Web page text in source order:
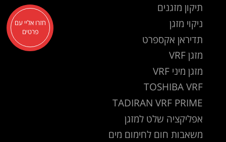
תיקון מזגנים
ניקוי מזגן
תדיראן אקספרט
מזגן VRF
מזגן מיני VRF
TOSHIBA VRF
TADIRAN VRF PRIME
אפליקציה שלט למזגן
משאבות חום לחימום מים
חזרו אליי עם
פרטים